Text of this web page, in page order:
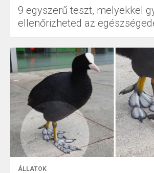
9 egyszerű teszt, melyekkel
ellenőrizheted az
ÁLLATOK